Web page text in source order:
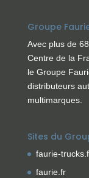
Groupe
Avec plus de
Centre de la
le Groupe
distributeurs
multimarques.
Sites du
faurie-
faurie.fr